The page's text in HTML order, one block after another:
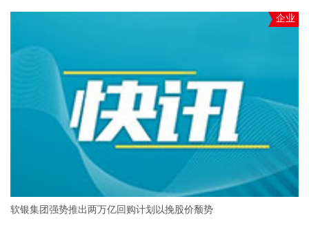
企业
软银集团强势推出两万亿回购计划以挽股价颓势